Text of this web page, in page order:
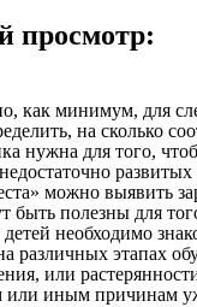
просмотр:
как минимум, для
на сколько
нужна для того,
можно выявить
быть полезны для
необходимо
различных этапах
или
или иным причинам